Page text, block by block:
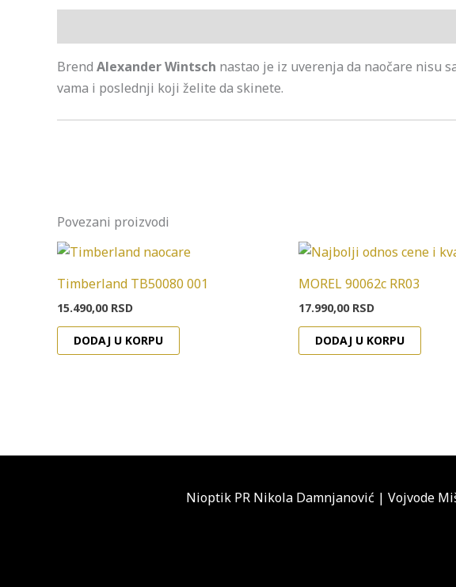
Brend Alexander Wintsch nastao je iz uverenja da naočare nisu
vama i poslednji koji želite da skinete.
Povezani proizvodi
Timberland TB50080 001
15.490,00 RSD
DODAJ U KORPU
MOREL 90062c RR03
17.990,00 RSD
DODAJ U KORPU
Nioptik PR Nikola Damnjanović | Vojvode